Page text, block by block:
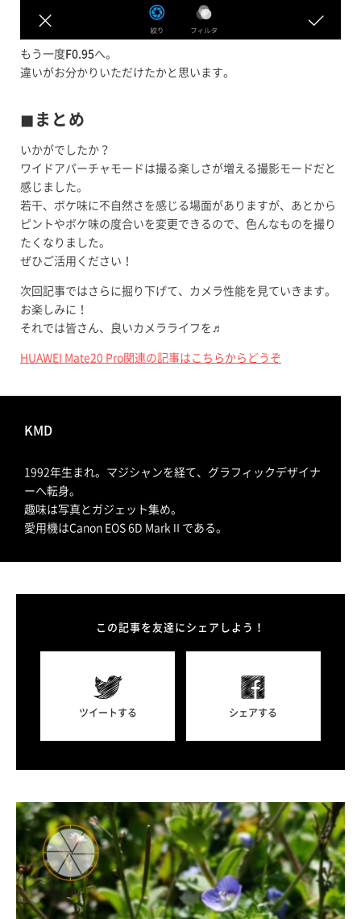
もう一度 F0.95へ。
違いがお分かりいただけたかと思います。
◼︎まとめ
いかがでしたか？
ワイドアパーチャモードは撮る楽しさが増える撮影モードだと
感じました。
若干、ボケ味に不自然さを感じる場面がありますが、あとから
ピントやボケ味の度合いを変更できるので、色んなものを撮り
たくなりました。
ぜひご活用ください！
次回記事ではさらに掘り下げて、カメラ性能を見ていきます。
お楽しみに！
それでは皆さん、良いカメラライフを♬
HUAWEI Mate20 Pro関連の記事はこちらからどうぞ
KMD
1992年生まれ。マジシャンを経て、グラフィックデザイナ
ーへ転身。
趣味は写真とガジェット集め。
愛用機はCanon EOS 6D MarkⅡである。
この記事を友達にシェアしよう！
ツイートする シェアする